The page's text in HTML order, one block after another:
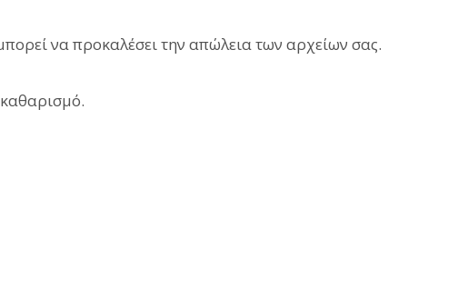
να προκαλέσει την απώλεια των αρχείων σας.